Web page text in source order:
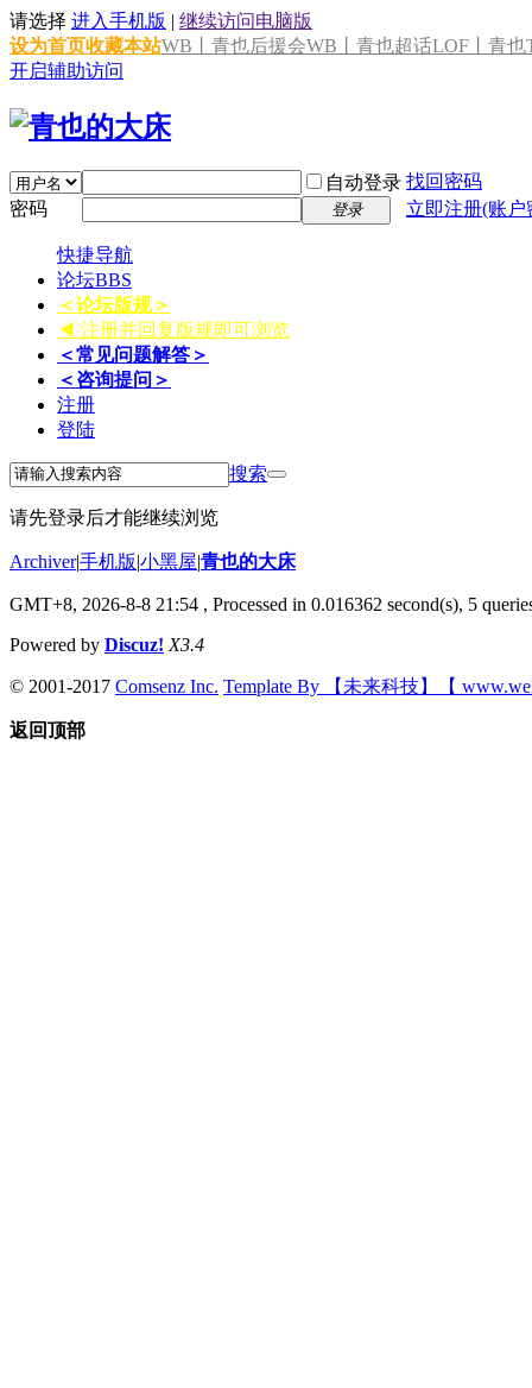
请选择 进入手机版 | 继续访问电脑版
设为首页收藏本站WB丨青也后援会WB丨青也超话LOF丨青也
开启辅助访问
自动登录 找回密码
密码
登录 立即注册(账
快捷导航
论坛BBS
＜论坛版规＞
◀ 注册并回复版规即可浏览
＜常见问题解答＞
＜咨询提问＞
注册
登陆
搜索
请先登录后才能继续浏览
Archiver|手机版|小黑屋|青也的大床
GMT+8, 2026-8-8 21:54 , Processed in 0.016362 second(s), 5
Powered by Discuz! X3.4
© 2001-2017 Comsenz Inc. Template By 【未来科技】【
返回顶部